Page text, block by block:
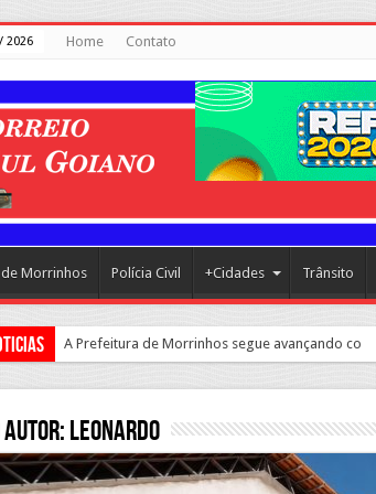
2026 Home Contato
Morrinhos Polícia Civil +Cidades Trânsito
Leonardo